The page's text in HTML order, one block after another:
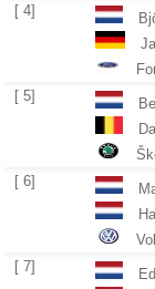
[ 4]
[ 5]
[ 6]
[ 7]